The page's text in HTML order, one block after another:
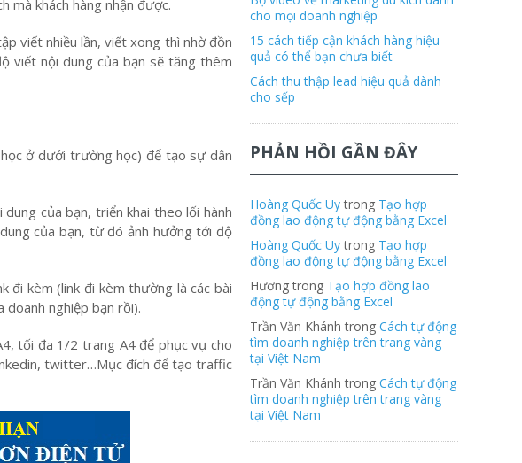
khách hàng nhận được.
viết nhiều lần, viết xong thì nhờ đồn
viết nội dung của bạn sẽ tăng thêm
ở dưới trường học) để tạo sự dân
của bạn, triển khai theo lối hành
của bạn, từ đó ảnh hưởng tới độ
đi kèm (link đi kèm thường là các bài
nghiệp bạn rồi).
tối đa 1/2 trang A4 để phục vụ cho
twitter…Mục đích để tạo traffic
cho mọi doanh nghiệp
15 cách tiếp cận khách hàng hiệu
quả có thể bạn chưa biết
Cách thu thập lead hiệu quả dành
cho sếp
PHẢN HỒI GẦN ĐÂY
Hoàng Quốc Uytrong Tạo hợp
đồng lao động tự động bằng Excel
Hoàng Quốc Uytrong Tạo hợp
đồng lao động tự động bằng Excel
Hương trong Tạo hợp đồng lao
động tự động bằng Excel
Trần Văn Khánh trong Cách tự động
tìm doanh nghiệp trên trang vàng
tại Việt Nam
Trần Văn Khánh trong Cách tự động
tìm doanh nghiệp trên trang vàng
tại Việt Nam